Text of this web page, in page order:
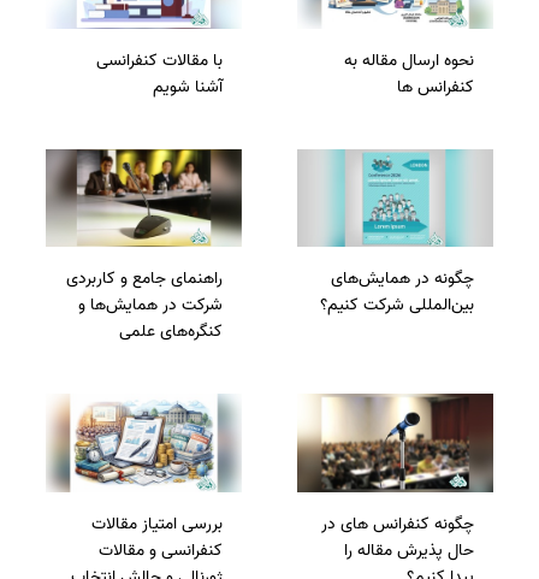
نحوه ارسال مقاله به
کنفرانس ها
با مقالات کنفرانسی
آشنا شویم
چگونه در همایش‌های
بین‌المللی شرکت کنیم؟
راهنمای جامع و کاربردی
شرکت در همایش‌ها و
کنگره‌های علمی
چگونه کنفرانس های در
حال پذیرش مقاله را
بررسی امتیاز مقالات
کنفرانسی و مقالات